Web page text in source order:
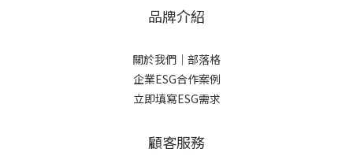
品牌介紹
關於我們 ｜ 部落格
企業ESG合作案例
立即填寫ESG需求
顧客服務